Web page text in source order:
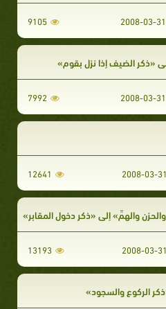
9105
«ذكر الضيف إذا نزل بقوم»
7992
12641
والهمِّ» إلى «ذكر دخول المقابر»
13193
الركوع والسجود»